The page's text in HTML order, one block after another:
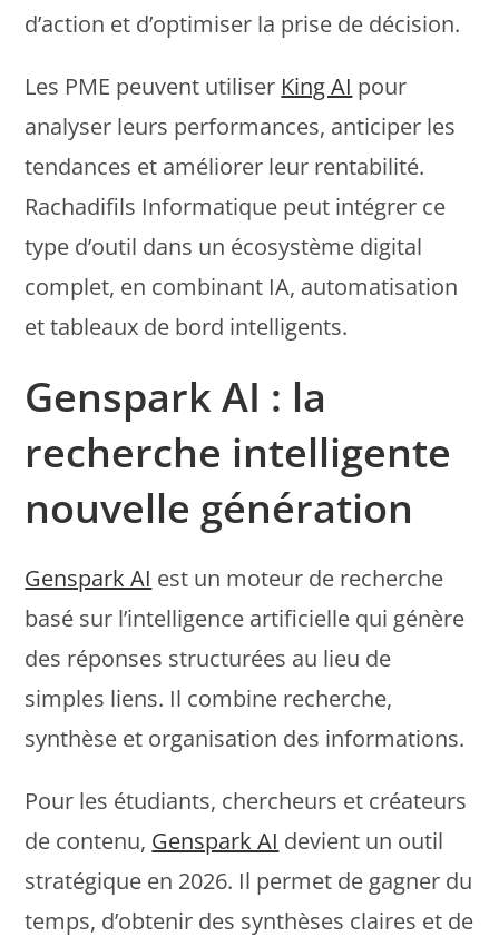
d’action et d’optimiser la prise de décision.
Les PME peuvent utiliser King AI pour
analyser leurs performances, anticiper les
tendances et améliorer leur rentabilité.
Rachadifils Informatique peut intégrer ce
type d’outil dans un écosystème digital
complet, en combinant IA, automatisation
et tableaux de bord intelligents.
Genspark AI : la
recherche intelligente
nouvelle génération
Genspark AI est un moteur de recherche
basé sur l’intelligence artificielle qui génère
des réponses structurées au lieu de
simples liens. Il combine recherche,
synthèse et organisation des informations.
Pour les étudiants, chercheurs et créateurs
de contenu, Genspark AI devient un outil
stratégique en 2026. Il permet de gagner du
temps, d’obtenir des synthèses claires et de